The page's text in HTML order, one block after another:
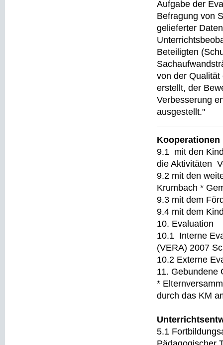
Aufgabe der
Befragung von
gelieferter
Beteiligten
von der
erstellt, der
Verbesserung
ausgestellt."
9.1 mit den
die Aktivitäten
9.2 mit den
Krumbach *
9.3 mit dem
9.4 mit dem
10. Evaluation
10.1 Interne
(VERA) 2007
10.2 Externe
11. Gebundene
*
durch das KM
5.1